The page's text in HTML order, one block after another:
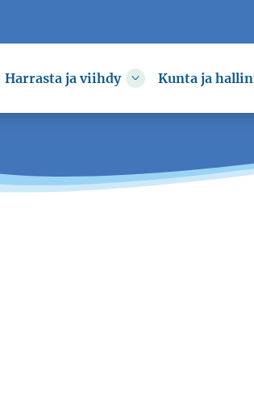
alasvetovalikkoa
Harrasta ja viihdy
Vaihda
Kunta ja